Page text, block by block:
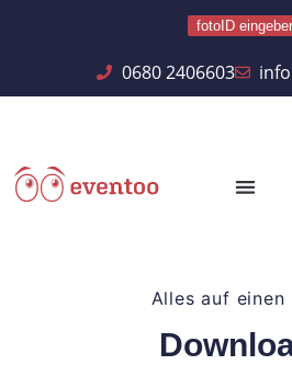
fotoID
0680 2406603
Alles auf einen